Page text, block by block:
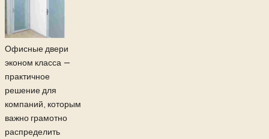
Офисные двери
эконом класса —
практичное
решение для
компаний, которым
важно грамотно
распределить